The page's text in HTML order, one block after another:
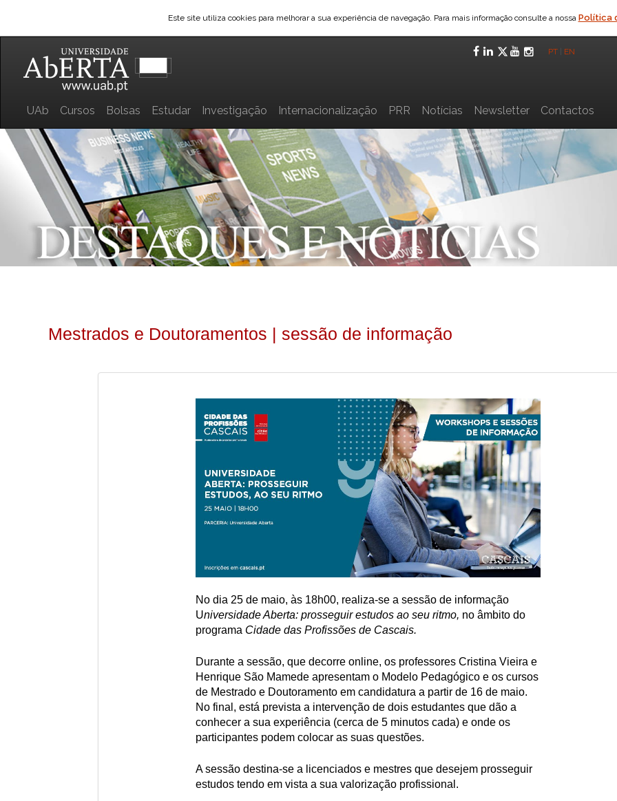
Este site utiliza cookies para melhorar a sua experiência de navegação. Para mais informação consulte a nossa Política
Facebook
LinkedIn
Twitter
YouTube
PT EN
UAb Cursos Bolsas Estudar Investigação Internacionalização PRR Notícias Newsletter Contactos
Mestrados e Doutoramentos | sessão de informação
No dia 25 de maio, às 18h00, realiza-se a sessão de informação
Universidade Aberta: prosseguir estudos ao seu ritmo, no âmbito do
programa Cidade das Profissões de Cascais.
Durante a sessão, que decorre online, os professores Cristina Vieira e
Henrique São Mamede apresentam o Modelo Pedagógico e os cursos
de Mestrado e Doutoramento em candidatura a partir de 16 de maio.
No final, está prevista a intervenção de dois estudantes que dão a
conhecer a sua experiência (cerca de 5 minutos cada) e onde os
participantes podem colocar as suas questões.
A sessão destina-se a licenciados e mestres que desejem prosseguir
estudos tendo em vista a sua valorização profissional.